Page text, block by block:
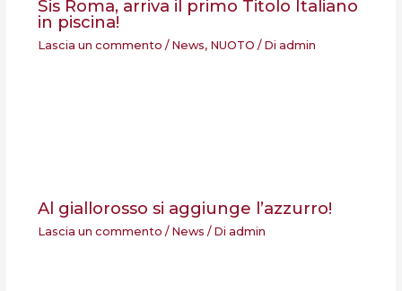
Sis Roma, arriva il primo Titolo Italiano
in piscina!
Lascia un commento / News, NUOTO / Di admin
Al giallorosso si aggiunge l’azzurro!
Lascia un commento / News / Di admin